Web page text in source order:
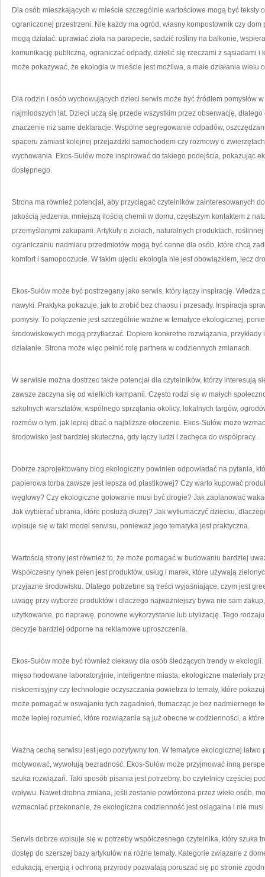
Dla osób mieszkających w mieście szczególnie wartościowe mogą być teksty
ograniczonej przestrzeni. Nie każdy ma ogród, własny kompostownik czy
mogą działać: uprawiać zioła na parapecie, sadzić rośliny na balkonie,
komunikację publiczną, ograniczać odpady, dzielić się rzeczami z sąsiadami i
może pokazywać, że ekologia w mieście jest możliwa, a małe działania wielu
Dla rodzin i osób wychowujących dzieci serwis może być źródłem pomysłów
najmłodszych lat. Dzieci uczą się przede wszystkim przez obserwację,
znaczenie niż same deklaracje. Wspólne segregowanie odpadów,
spaceru zamiast kolejnej przejażdżki samochodem czy rozmowy o
wychowania. Ekos-Sułów może inspirować do takiego podejścia, pokazując
dostępnego.
Strona ma również potencjał, aby przyciągać czytelników zainteresowanych
jakością jedzenia, mniejszą ilością chemii w domu, częstszym kontaktem z
przemyślanymi zakupami. Artykuły o ziołach, naturalnych produktach,
ograniczaniu nadmiaru przedmiotów mogą być cenne dla osób, które chcą
komfort i samopoczucie. W takim ujęciu ekologia nie jest obowiązkiem, lecz
Ekos-Sułów może być postrzegany jako serwis, który łączy inspirację.
nawyki. Praktyka pokazuje, jak to zrobić bez chaosu i przesady. Inspiracja
pomysły. To połączenie jest szczególnie ważne w tematyce ekologicznej,
środowiskowych mogą przytłaczać. Dopiero konkretne rozwiązania,
działanie. Strona może więc pełnić rolę partnera w codziennych zmianach.
W serwisie można dostrzec także potencjał dla czytelników, którzy interesują
zawsze zaczyna się od wielkich kampanii. Często rodzi się w małych
szkolnych warsztatów, wspólnego sprzątania okolicy, lokalnych targów,
rozmów o tym, jak lepiej dbać o najbliższe otoczenie. Ekos-Sułów może
środowisko jest bardziej skuteczna, gdy łączy ludzi i zachęca do współpracy.
Dobrze zaprojektowany blog ekologiczny powinien odpowiadać na pytania,
papierowa torba zawsze jest lepsza od plastikowej? Czy warto kupować
węglowy? Czy ekologiczne gotowanie musi być drogie? Jak zaplanować
Jak wybierać ubrania, które posłużą dłużej? Jak wytłumaczyć dziecku,
wpisuje się w taki model serwisu, ponieważ jego tematyka jest praktyczna.
Wartością strony jest również to, że może pomagać w budowaniu bardziej
Współczesny rynek pełen jest produktów, usług i marek, które używają
przyjazne środowisku. Dlatego potrzebne są treści wyjaśniające, czym jest
uwagę przy wyborze produktów i dlaczego najważniejszy bywa nie sam
użytkowanie, po naprawę, ponowne wykorzystanie lub utylizację. Tego
decyzje bardziej odporne na reklamowe uproszczenia.
Ekos-Sułów może być również ciekawy dla osób śledzących trendy w
mięso hodowane laboratoryjnie, inteligentne miasta, ekologiczne materiały
niskoemisyjny czy technologie oczyszczania powietrza to tematy, które
może pomagać w oswajaniu tych zagadnień, tłumacząc je bez nadmiernego
może lepiej rozumieć, które rozwiązania są już obecne w codzienności, a
Ważną cechą serwisu jest jego pozytywny ton. W tematyce ekologicznej
motywować, wywołują bezradność. Ekos-Sułów może przyjmować inną
szuka rozwiązań. Taki sposób pisania jest potrzebny, bo czytelnicy częściej
wpływu. Nawet drobna zmiana, jeśli zostanie powtórzona przez wiele osób,
wzmacniać przekonanie, że ekologiczna codzienność jest osiągalna i nie
Serwis dobrze wpisuje się w potrzeby współczesnego czytelnika, który szuka
dostęp do szerszej bazy artykułów na różne tematy. Kategorie związane z
edukacją, energią i ochroną przyrody pozwalają poruszać się po stronie